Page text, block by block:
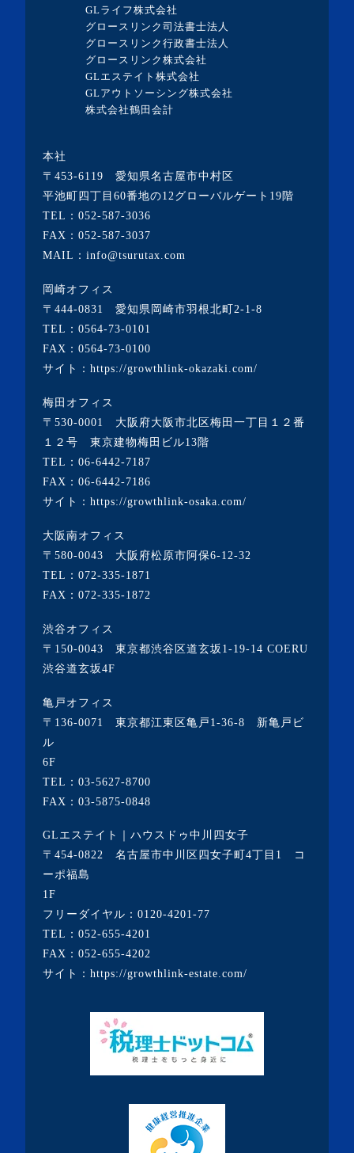
・2020年6月(2記事)
・2020年5月(1記事)
・2020年4月(5記事)
・2020年3月(4記事)
・2020年1月(1記事)
・2019年12月(19記事)
・2018年6月(1記事)
・2016年6月(2記事)
・2016年5月(1記事)
・2016年4月(2記事)
GLライフ株式会社
グロースリンク司法書士法人
グロースリンク行政書士法人
グロースリンク株式会社
GLエステイト株式会社
GLアウトソーシング株式会社
株式会社鶴田会計
本社
〒453-6119 愛知県名古屋市中村区
平池町四丁目60番地の12グローバルゲート19階
TEL： 052-587-3036
FAX：052-587-3037
MAIL：info@tsurutax.com
岡崎オフィス
〒444-0831 愛知県岡崎市羽根北町2-1-8
TEL： 0564-73-0101
FAX：0564-73-0100
サイト： https://growthlink-okazaki.com/
梅田オフィス
〒530-0001 大阪府大阪市北区梅田一丁目１２番
１２号 東京建物梅田ビル13階
TEL： 06-6442-7187
FAX：06-6442-7186
サイト： https://growthlink-osaka.com/
大阪南オフィス
〒580-0043 大阪府松原市阿保6-12-32
TEL： 072-335-1871
FAX：072-335-1872
渋谷オフィス
〒150-0043 東京都渋谷区道玄坂1-19-14 COERU
渋谷道玄坂4F
亀戸オフィス
〒136-0071 東京都江東区亀戸1-36-8 新亀戸ビ
ル
6F
TEL： 03-5627-8700
FAX：03-5875-0848
GLエステイト｜ハウスドゥ中川四女子
〒454-0822 名古屋市中川区四女子町4丁目1 コ
ーポ福島
1F
フリーダイヤル： 0120-4201-77
TEL： 052-655-4201
FAX：052-655-4202
サイト： https://growthlink-estate.com/